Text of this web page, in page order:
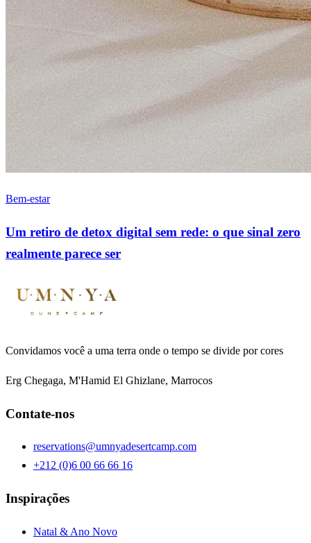
Bem-estar
Um retiro de detox digital sem rede: o que sinal zero
realmente parece ser
Convidamos você a uma terra onde o tempo se divide por cores
Erg Chegaga, M'Hamid El Ghizlane, Marrocos
Contate-nos
reservations@umnyadesertcamp.com
+212 (0)6 00 66 66 16
Inspirações
Natal & Ano Novo